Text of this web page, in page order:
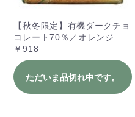
【秋冬限定】有機ダークチョ
コレート70％／オレンジ
￥918
ただいま品切れ中です。